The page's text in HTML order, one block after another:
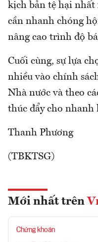
kịch bản tệ hại nhất
cần nhanh chóng
nâng cao trình độ
Cuối cùng, sự lựa
nhiều vào chính
Nhà nước và theo
thúc đẩy cho nhanh
Thanh Phương
(TBKTSG)
Mới nhất trên
Chứng khoán